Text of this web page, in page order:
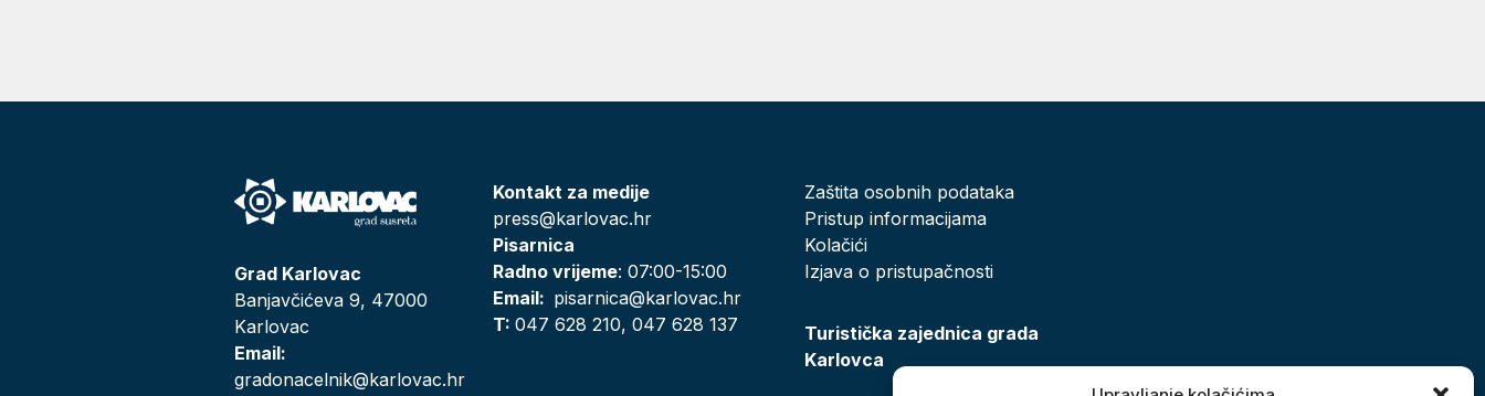
Grad Karlovac
Banjavčićeva 9, 47000
Karlovac
Email:
gradonacelnik@karlovac.hr
Kontakt za medije
press@karlovac.hr
Pisarnica
Radno vrijeme: 07:00-15:00
Email: pisarnica@karlovac.hr
T:047 628 210, 047 628 137
Zaštita osobnih podataka
Pristup informacijama
Kolačići
Izjava o pristupačnosti
Turistička zajednica grada
Karlovca